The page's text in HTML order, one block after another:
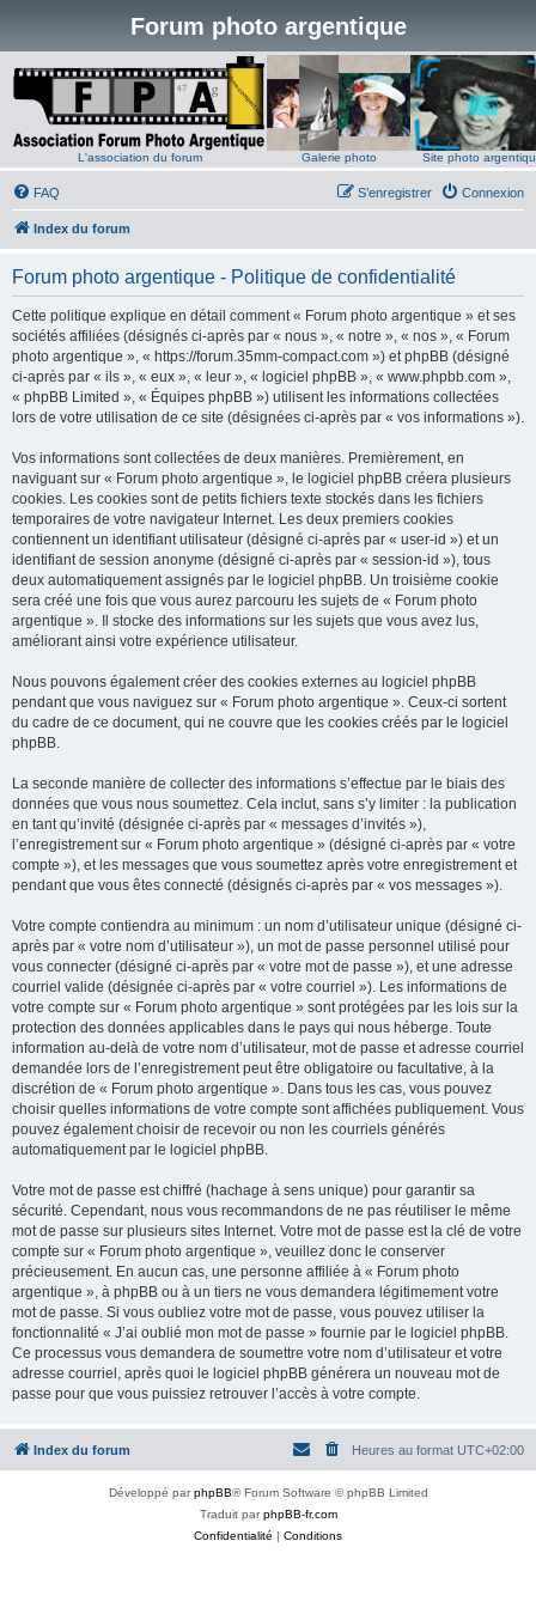
Forum photo argentique
L'association du forum Galerie photo Site photo
FAQ Connexion
S’enregistrer
Index du forum
Forum photo argentique - Politique de confidentialité
Cette politique explique en détail comment « Forum photo argentique » et ses
sociétés affiliées (désignés ci-après par « nous », « notre », « nos », « Forum
photo argentique », « https://forum.35mm-compact.com ») et phpBB (désigné
ci-après par « ils », « eux », « leur », « logiciel phpBB », « www.phpbb.com »,
« phpBB Limited », « Équipes phpBB ») utilisent les informations collectées
lors de votre utilisation de ce site (désignées ci-après par « vos informations »).
Vos informations sont collectées de deux manières. Premièrement, en
naviguant sur « Forum photo argentique », le logiciel phpBB créera plusieurs
cookies. Les cookies sont de petits fichiers texte stockés dans les fichiers
temporaires de votre navigateur Internet. Les deux premiers cookies
contiennent un identifiant utilisateur (désigné ci-après par « user-id ») et un
identifiant de session anonyme (désigné ci-après par « session-id »), tous
deux automatiquement assignés par le logiciel phpBB. Un troisième cookie
sera créé une fois que vous aurez parcouru les sujets de « Forum photo
argentique ». Il stocke des informations sur les sujets que vous avez lus,
améliorant ainsi votre expérience utilisateur.
Nous pouvons également créer des cookies externes au logiciel phpBB
pendant que vous naviguez sur « Forum photo argentique ». Ceux-ci sortent
du cadre de ce document, qui ne couvre que les cookies créés par le logiciel
phpBB.
La seconde manière de collecter des informations s’effectue par le biais des
données que vous nous soumettez. Cela inclut, sans s’y limiter : la publication
en tant qu’invité (désignée ci-après par « messages d’invités »),
l’enregistrement sur « Forum photo argentique » (désigné ci-après par « votre
compte »), et les messages que vous soumettez après votre enregistrement et
pendant que vous êtes connecté (désignés ci-après par « vos messages »).
Votre compte contiendra au minimum : un nom d’utilisateur unique (désigné ci-
après par « votre nom d’utilisateur »), un mot de passe personnel utilisé pour
vous connecter (désigné ci-après par « votre mot de passe »), et une adresse
courriel valide (désignée ci-après par « votre courriel »). Les informations de
votre compte sur « Forum photo argentique » sont protégées par les lois sur la
protection des données applicables dans le pays qui nous héberge. Toute
information au-delà de votre nom d’utilisateur, mot de passe et adresse courriel
demandée lors de l’enregistrement peut être obligatoire ou facultative, à la
discrétion de « Forum photo argentique ». Dans tous les cas, vous pouvez
choisir quelles informations de votre compte sont affichées publiquement. Vous
pouvez également choisir de recevoir ou non les courriels générés
automatiquement par le logiciel phpBB.
Votre mot de passe est chiffré (hachage à sens unique) pour garantir sa
sécurité. Cependant, nous vous recommandons de ne pas réutiliser le même
mot de passe sur plusieurs sites Internet. Votre mot de passe est la clé de votre
compte sur « Forum photo argentique », veuillez donc le conserver
précieusement. En aucun cas, une personne affiliée à « Forum photo
argentique », à phpBB ou à un tiers ne vous demandera légitimement votre
mot de passe. Si vous oubliez votre mot de passe, vous pouvez utiliser la
fonctionnalité « J’ai oublié mon mot de passe » fournie par le logiciel phpBB.
Ce processus vous demandera de soumettre votre nom d’utilisateur et votre
adresse courriel, après quoi le logiciel phpBB générera un nouveau mot de
passe pour que vous puissiez retrouver l’accès à votre compte.
Index du forum Heures au format UTC+02:00
Développé parphpBB® Forum Software © phpBB Limited
Traduit parphpBB-fr.com
Confidentialité | Conditions